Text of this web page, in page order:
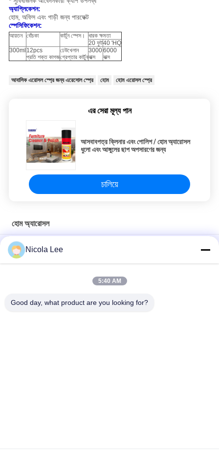
অ্যাপ্লিকেশন:
হোম, অফিস এবং গাড়ী জন্য পারফেক্ট
স্পেসিফিকেশন:
আয়তন বোঁচকা কার্টুন স্পেস।
ধারক ক্ষমতা
20 ফুট40 'HQ
300ml 12pcs
প্রতি শক্ত কাগজ
ঢেউখেলান
গ্রেপ্তার কার্টুন
3000
বাক্স
6000
বাক্স
আবাসিক এরোসল স্প্রে জন্য এরেসোল স্প্রে হোম হোম এরোসল স্প্রে
এর সেরা মূল্য পান
আসবাবপত্র ক্লিনার এবং পোলিশ / হোম অ্যারোসল
ধুলো এবং আঙ্গুলের ছাপ অপসারণের জন্য
চালিয়ে
হোম অ্যারোসল
হোম / অফিস / গাড়ী বিভিন্ন সুবাস উপলভ্য জন্য মসৃণ এয়ার ফ্রেশনার স্প্রে
জলরোধী স্প্রে / হোম এ অ্যারোসল আইটেম রাখা জল অপ্রয়োজনীয় এবং দাগ প্রতিরোধী
কঠিন ময়লা / ধুলো / ফিঙ্গারপ্রিন্ট / ধোঁয়া আমানত পরিষ্কারের জন্য গ্লাস ক্লিনার
Nicola Lee
5:40 AM
Good day, what product are you looking for?